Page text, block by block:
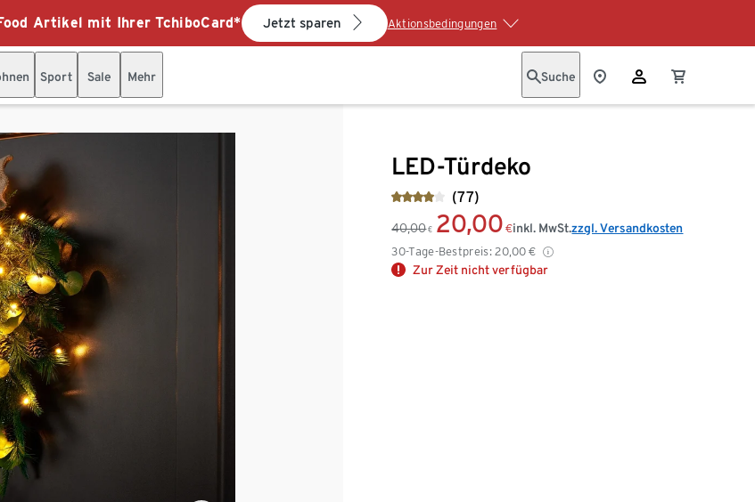
Artikel mit Ihrer TchiboCard* Jetzt sparen Aktionsbedingungen
Sport Sale Mehr Suche
LED-Türdeko
(77)
40,00 € 20,00 €
30-Tage-Bestpreis: 20,00 €
inkl. MwSt.zzgl. Versandkosten
Zur Zeit nicht verfügbar